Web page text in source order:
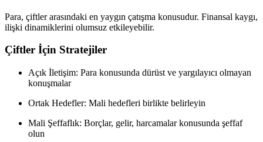
Para, çiftler arasındaki en yaygın çatışma konusudur. Finansal kaygı,
ilişki dinamiklerini olumsuz etkileyebilir.
Çiftler İçin Stratejiler
Açık İletişim: Para konusunda dürüst ve yargılayıcı olmayan
konuşmalar
Ortak Hedefler: Mali hedefleri birlikte belirleyin
Mali Şeffaflık: Borçlar, gelir, harcamalar konusunda şeffaf
olun